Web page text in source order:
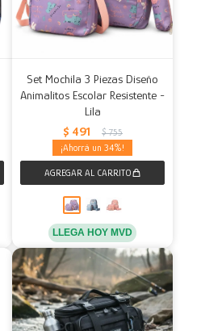
Set Mochila 3 Piezas Diseño
Animalitos Escolar Resistente -
Lila
$ 491 $ 755
34
LLEGA HOY MVD